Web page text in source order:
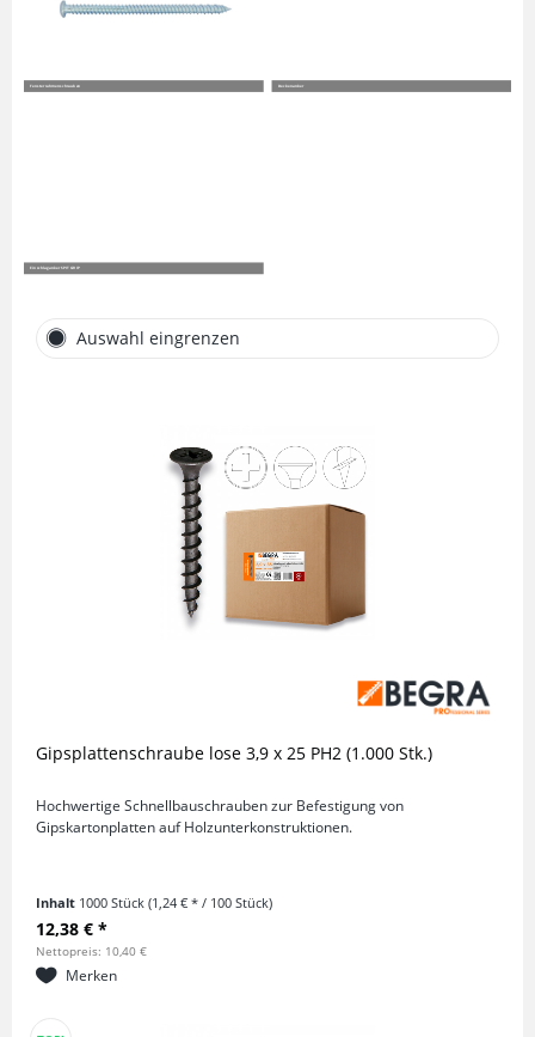
Fensterrahmenschrauben Deckenanker
Einschlaganker SPIT GRIP
Auswahl eingrenzen
Gipsplattenschraube lose 3,9 x 25 PH2 (1.000 Stk.)
Hochwertige Schnellbauschrauben zur Befestigung von
Gipskartonplatten auf Holzunterkonstruktionen.
Inhalt 1000 Stück(1,24 € * / 100 Stück)
12,38 € *
Nettopreis: 10,40 €
Merken